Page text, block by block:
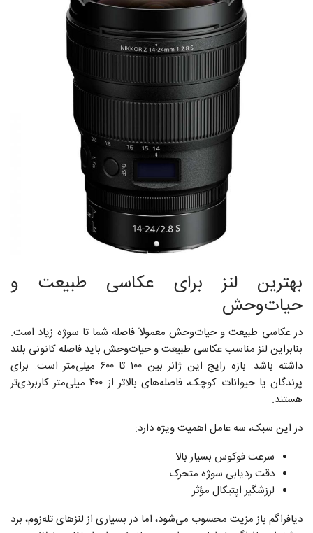
بهترین لنز برای عکاسی طبیعت و
حیات‌وحش
در عکاسی طبیعت و حیات‌وحش معمولاً فاصله شما تا سوژه زیاد است.
بنابراین لنز مناسب عکاسی طبیعت و حیات‌وحش باید فاصله کانونی بلند
داشته باشد. بازه رایج این ژانر بین ۱۰۰ تا ۶۰۰ میلی‌متر است. برای
پرندگان یا حیوانات کوچک، فاصله‌های بالاتر از ۴۰۰ میلی‌متر کاربردی‌تر
هستند.
در این سبک، سه عامل اهمیت ویژه دارد:
سرعت فوکوس بسیار بالا
دقت ردیابی سوژه متحرک
لرزشگیر اپتیکال مؤثر
دیافراگم باز مزیت محسوب می‌شود، اما در بسیاری از لنزهای تله‌زوم، برد